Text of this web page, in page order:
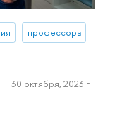
профессора
30 октября, 2023 г.